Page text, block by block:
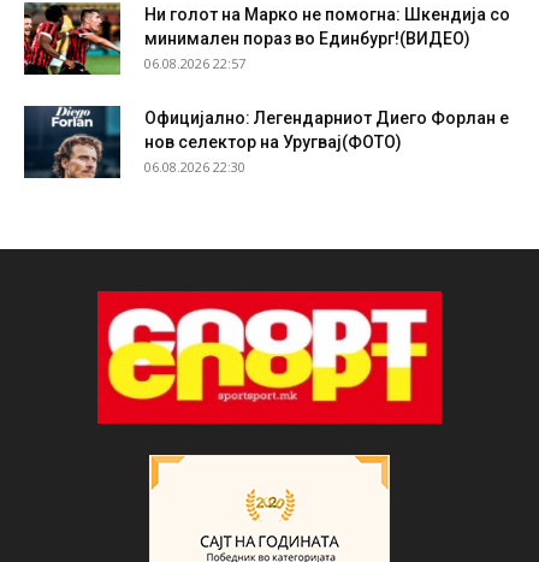
Ни голот на Марко не помогна: Шкендија со
минимален пораз во Единбург!(ВИДЕО)
06.08.2026 22:57
Официјално: Легендарниот Диего Форлан е
нов селектор на Уругвај(ФОТО)
06.08.2026 22:30